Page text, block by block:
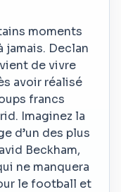
moments
jamais. Declan
de vivre
avoir réalisé
francs
Imaginez la
d’un des plus
Beckham,
ne manquera
le football et